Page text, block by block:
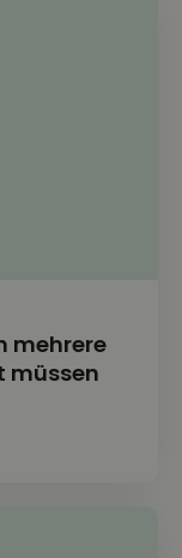
mehrere
müssen